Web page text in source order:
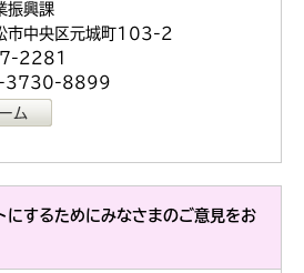
振興課
中央区元城町103-2
2281
3730-8899
にするためにみなさまのご意見をお